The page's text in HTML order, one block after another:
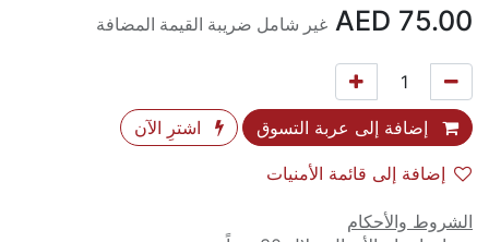
75.00 غير شامل ضريبة القيمة المضافة
إضافة إلى عربة التسوق اشترِ الآن
إضافة إلى قائمة الأمنيات
الشروط والأحكام